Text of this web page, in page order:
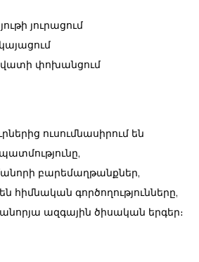
յուրացում
փոխանցում
ուսումնասիրում են
բարեմաղթանքներ,
հիմնական գործողությունները,
ազգային ծիսական երգեր։